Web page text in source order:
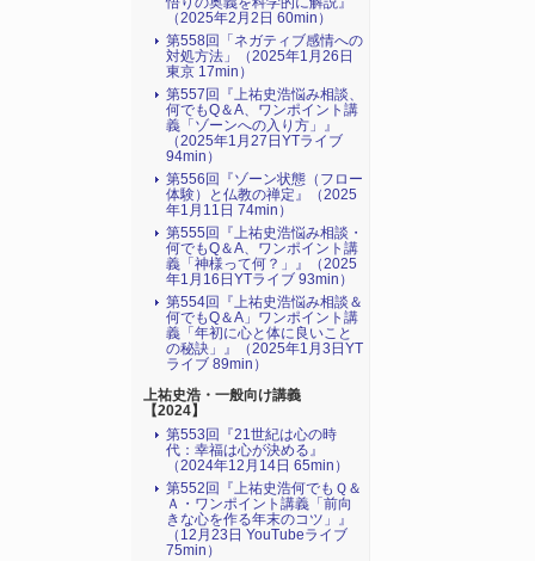
（2025年2月2日 60min）
第558回「ネガティブ感情への
対処方法」（2025年1月26日
東京 17min）
第557回『上祐史浩悩み相談、
何でもQ＆A、ワンポイント講
義「ゾーンへの入り方」』
（2025年1月27日YTライブ
94min）
第556回『ゾーン状態（フロー
体験）と仏教の禅定』（2025
年1月11日 74min）
第555回『上祐史浩悩み相談・
何でもQ＆A、ワンポイント講
義「神様って何？」』（2025
年1月16日YTライブ 93min）
第554回『上祐史浩悩み相談＆
何でもQ＆A」ワンポイント講
義「年初に心と体に良いこと
の秘訣」』（2025年1月3日YT
ライブ 89min）
上祐史浩・一般向け講義
【2024】
第553回『21世紀は心の時
代：幸福は心が決める』
（2024年12月14日 65min）
第552回『上祐史浩何でもＱ＆
Ａ・ワンポイント講義「前向
きな心を作る年末のコツ」』
（12月23日 YouTubeライブ
75min）